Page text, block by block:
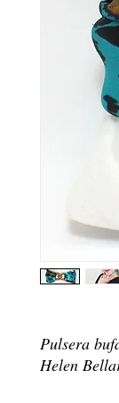
Pulsera
Helen